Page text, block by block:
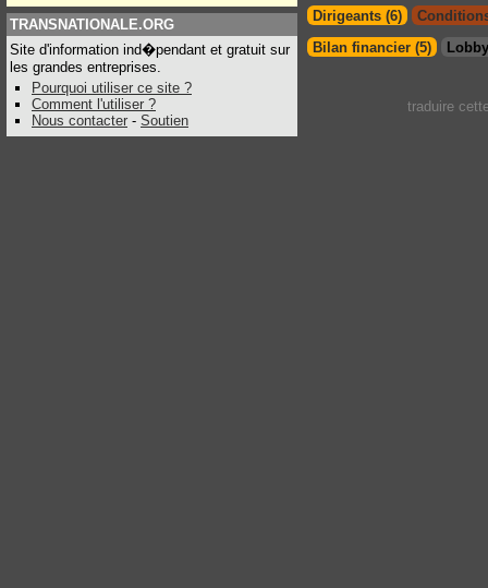
TRANSNATIONALE.ORG
Site d'information ind�pendant et gratuit sur
les grandes entreprises.
Pourquoi utiliser ce site ?
Comment l'utiliser ?
Nous contacter - Soutien
Dirigeants (6)
Bilan financier (5)
traduire